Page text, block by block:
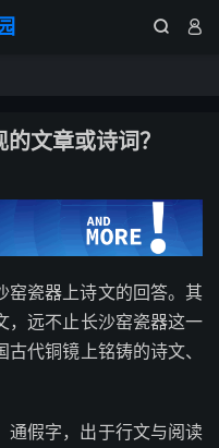
 
文章或诗词？
窑瓷器上诗文的回答。其
，远不止长沙窑瓷器这一
代铜镜上铭铸的诗文、
通假字，出于行文与阅读